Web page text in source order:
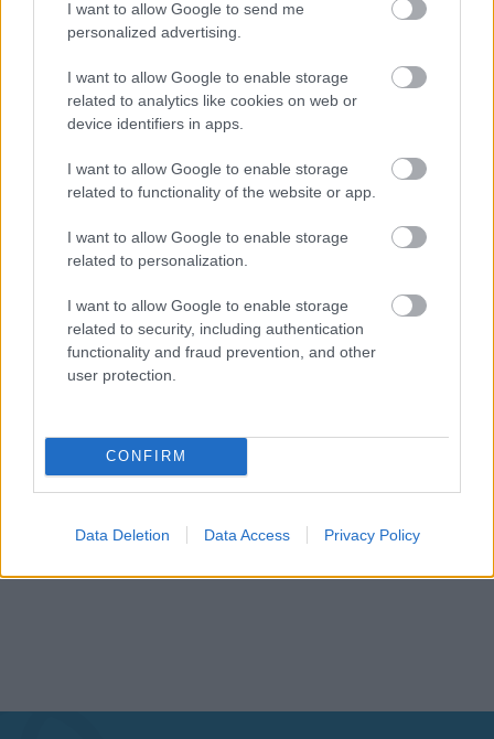
I want to allow Google to send me
personalized advertising.
I want to allow Google to enable storage
related to analytics like cookies on web or
device identifiers in apps.
I want to allow Google to enable storage
related to functionality of the website or app.
I want to allow Google to enable storage
related to personalization.
I want to allow Google to enable storage
related to security, including authentication
functionality and fraud prevention, and other
user protection.
CONFIRM
Data Deletion Data Access Privacy Policy